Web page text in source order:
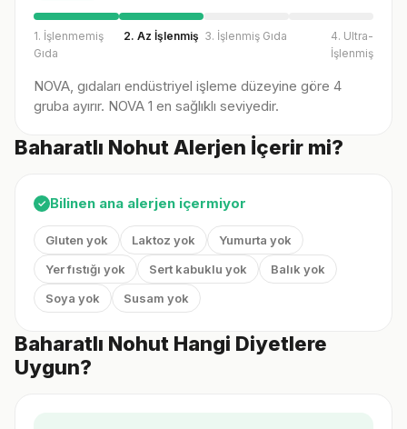
1. İşlenmemiş
Gıda
2. Az İşlenmiş 3. İşlenmiş Gıda
4. Ultra-
İşlenmiş
NOVA, gıdaları endüstriyel işleme düzeyine göre 4
gruba ayırır. NOVA 1 en sağlıklı seviyedir.
Baharatlı Nohut Alerjen İçerir mi?
✓ Bilinen ana alerjen içermiyor
Gluten yok Laktoz yok
Yumurta yok
Yer fıstığı yok
Sert kabuklu yok
Balık yok
Soya yok
Susam yok
Baharatlı Nohut Hangi Diyetlere
Uygun?